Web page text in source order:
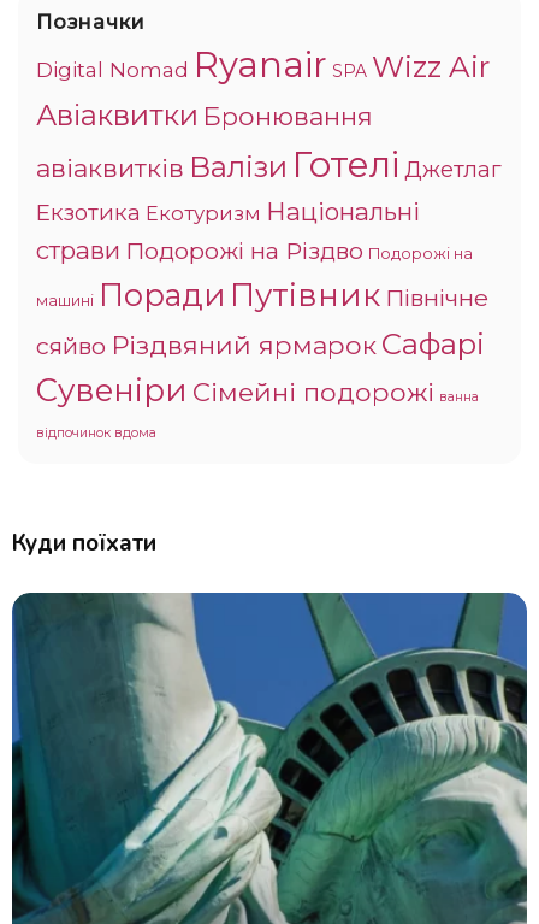
Позначки
Digital Nomad Ryanair SPA Wizz Air
Авіаквитки Бронювання
авіаквитків Валізи Готелі Джетлаг
Екзотика Екотуризм Національні
страви Подорожі на Різдво Подорожі на
машині Поради Путівник Північне
сяйво Різдвяний ярмарокСафарі
Сувеніри Сімейні подорожі ванна
відпочинок вдома
Куди поїхати